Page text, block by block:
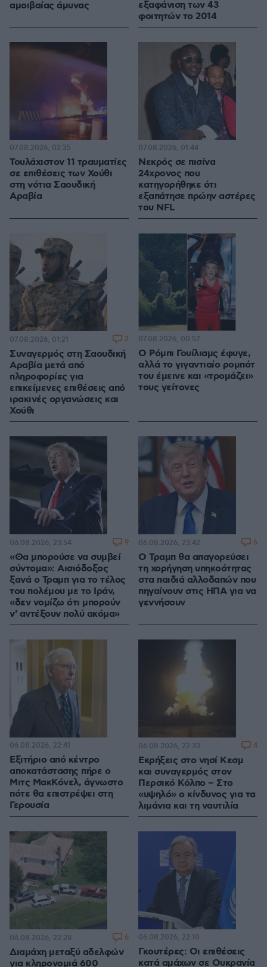
αμοιβαίας άμυνας
εξαφάνιση των 43
φοιτητών το 2014
Τουλάχιστον 11 τραυματίες
σε επιθέσεις των Χούθι
στη νότια Σαουδική
Αραβία
07.08.2026, 02:35
Νεκρός σε πισίνα
24χρονος που
κατηγορήθηκε ότι
εξαπάτησε πρώην αστέρες
του NFL
07.08.2026, 01:44
Συναγερμός στη Σαουδική
Αραβία μετά από
πληροφορίες για
επικείμενες επιθέσεις από
ιρακινές οργανώσεις και
Χούθι
07.08.2026, 01:21 2
Ο Ρόμπι Γουίλιαμς έφυγε,
αλλά το γιγαντιαίο ρομπότ
του έμεινε και «τρομάζει»
τους γείτονες
07.08.2026, 00:57
«Θα μπορούσε να συμβεί
σύντομα»: Αισιόδοξος
ξανά ο Τραμπ για το τέλος
του πολέμου με το Ιράν,
«δεν νομίζω ότι μπορούν
ν' αντέξουν πολύ ακόμα»
06.08.2026, 23:54 9
Ο Τραμπ θα απαγορεύσει
τη χορήγηση υπηκοότητας
στα παιδιά αλλοδαπών που
πηγαίνουν στις ΗΠΑ για να
γεννήσουν
06.08.2026, 23:42 6
Εξιτήριο από κέντρο
αποκατάστασης πήρε ο
Μιτς ΜακΚόνελ, άγνωστο
πότε θα επιστρέψει στη
Γερουσία
06.08.2026, 22:41
Εκρήξεις στο νησί Κεσμ
και συναγερμός στον
Περσικό Κόλπο – Στο
«υψηλό» ο κίνδυνος για τα
λιμάνια και τη ναυτιλία
06.08.2026, 22:33 4
Διαμάχη μεταξύ αδελφών
για κληρονομιά 600
06.08.2026, 22:28 6
Γκουτέρες: Οι επιθέσεις
κατά αμάχων σε Ουκρανία
06.08.2026, 22:10